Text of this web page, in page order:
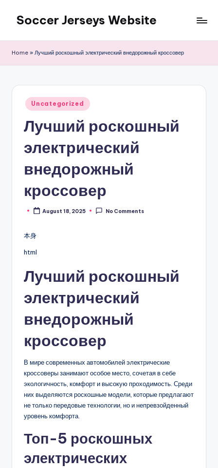
content
Soccer Jerseys Website
Home » Лучший роскошный электрический внедорожный кроссовер
Posted
in
Uncategorized
Лучший роскошный
электрический
внедорожный
кроссовер
PostedAugust 18, 2025 No Comments
本身
html
Лучший роскошный
электрический
внедорожный
кроссовер
В мире современных автомобилей электрические
кроссоверы занимают особое место, сочетая в себе
экологичность, комфорт и высокую проходимость. Среди
них выделяются роскошные модели, которые предлагают
не только передовые технологии, но и непревзойденный
уровень комфорта.
Топ-5 роскошных
электрических